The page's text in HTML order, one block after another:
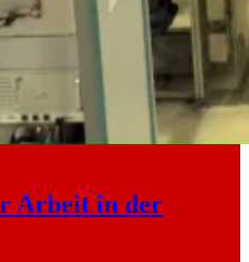
Arbeit in der